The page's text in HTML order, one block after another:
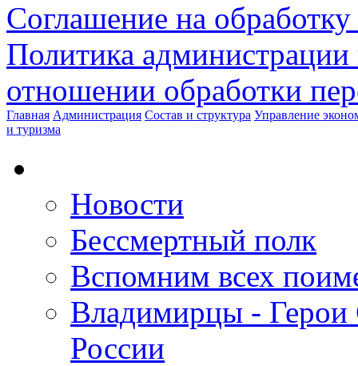
Соглашение на
Политика
отношении обработки
Главная Администрация Состав и структура Управление
и туризма
Новости
Бессмертный полк
Вспомним всех
Владимирцы - Герои
России